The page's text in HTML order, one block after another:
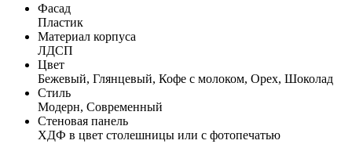
Фасад
Пластик
Материал корпуса
ЛДСП
Цвет
Бежевый, Глянцевый, Кофе с молоком, Орех, Шоколад
Стиль
Модерн, Современный
Стеновая панель
ХДФ в цвет столешницы или с фотопечатью